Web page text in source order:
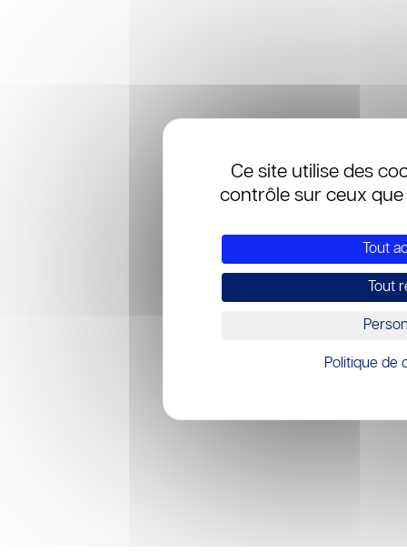
Ce site utilise des
contrôle sur ceux
Tout
Tout
Politique de